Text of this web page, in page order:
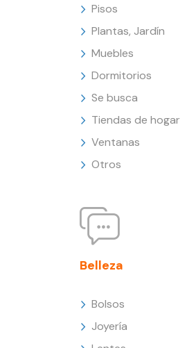
Pisos
Plantas, Jardín
Muebles
Dormitorios
Se busca
Tiendas de hogar
Ventanas
Otros
Belleza
Bolsos
Joyería